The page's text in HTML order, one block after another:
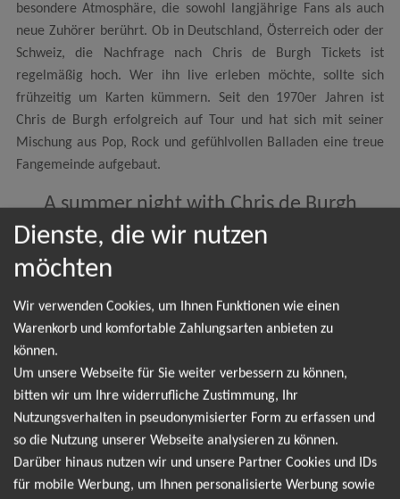
besondere Atmosphäre, die sowohl langjährige Fans als auch
neue Zuhörer berührt. Ob in Deutschland, Österreich oder der
Schweiz, die Nachfrage nach Chris de Burgh Tickets ist
regelmäßig hoch. Wer ihn live erleben möchte, sollte sich
frühzeitig um Karten kümmern. Seit den 1970er Jahren ist
Chris de Burgh erfolgreich auf Tour und hat sich mit seiner
Mischung aus Pop, Rock und gefühlvollen Balladen eine treue
Fangemeinde aufgebaut.
A summer night with Chris de Burgh
Leider gibt es aktuell von Chris de Burgh keine
Termine. Wir informieren dich jedoch gerne
direkt, sobald es neue Termine gibt. Einfach hier
für den Chris de Burgh Newsletter anmelden und
keine Angebote und Tourdaten mehr verpassen!
Dienste, die wir nutzen
möchten
Wir verwenden Cookies, um Ihnen Funktionen wie einen
Warenkorb und komfortable Zahlungsarten anbieten zu
können.
Um unsere Webseite für Sie weiter verbessern zu können,
bitten wir um Ihre widerrufliche Zustimmung, Ihr
Nutzungsverhalten in pseudonymisierter Form zu erfassen und
so die Nutzung unserer Webseite analysieren zu können.
Darüber hinaus nutzen wir und unsere Partner Cookies und IDs
für mobile Werbung, um Ihnen personalisierte Werbung sowie